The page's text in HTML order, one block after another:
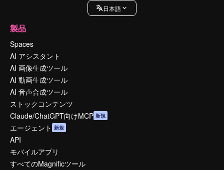
日本語
製品
Spaces
AI アシスタント
AI 画像生成ツール
AI 動画生成ツール
AI 音声合成ツール
ストックコンテンツ
Claude/ChatGPT向けMCP 新規
エージェント 新規
API
モバイルアプリ
すべてのMagnificツール